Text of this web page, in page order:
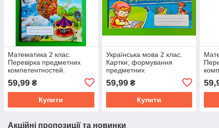
Математика 2 клас.
Перевірка предметних
компетентностей.
59,99 ₴
Купити
Українська мова 2 клас.
Картки, формування
предметних
Пономарьова. Оріон
59,99₴
Купити
Акційні пропозиції та новинки